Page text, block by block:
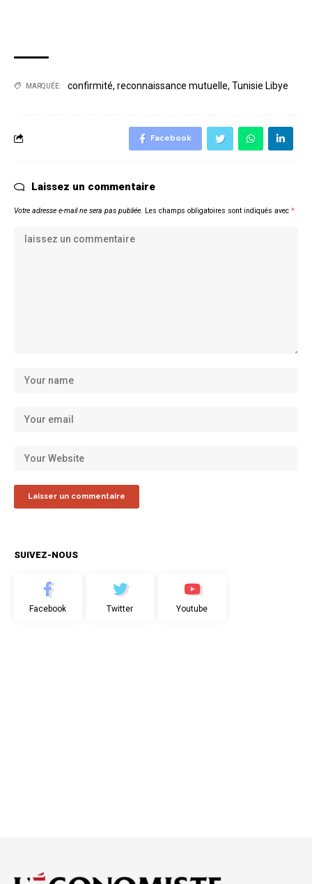
MARQUÉE: confirmité, reconnaissance mutuelle, Tunisie Libye
Facebook
Laissez un commentaire
Votre adresse e-mail ne sera pas publiée. Les champs obligatoires sont indiqués avec *
SUIVEZ-NOUS
Facebook Twitter Youtube